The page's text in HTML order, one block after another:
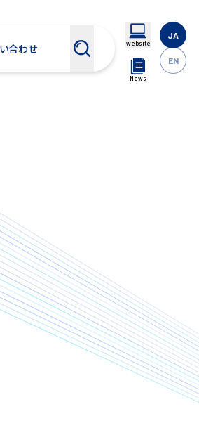
合わせ website
News
JA
EN